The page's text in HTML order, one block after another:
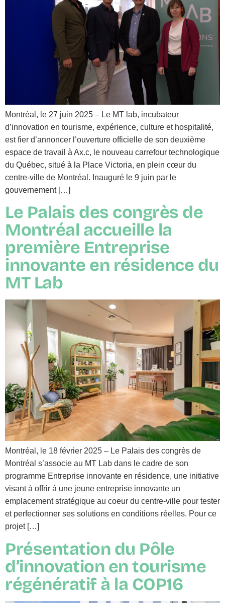
Montréal, le 27 juin 2025 – Le MT lab, incubateur
d’innovation en tourisme, expérience, culture et hospitalité,
est fier d’annoncer l’ouverture officielle de son deuxième
espace de travail à Ax.c, le nouveau carrefour technologique
du Québec, situé à la Place Victoria, en plein cœur du
centre-ville de Montréal. Inauguré le 9 juin par le
gouvernement […]
Le Palais des congrès de
Montréal accueille la
première Entreprise
innovante en résidence du
MT Lab
Montréal, le 18 février 2025 – Le Palais des congrès de
Montréal s’associe au MT Lab dans le cadre de son
programme Entreprise innovante en résidence, une initiative
visant à offrir à une jeune entreprise innovante un
emplacement stratégique au coeur du centre-ville pour tester
et perfectionner ses solutions en conditions réelles. Pour ce
projet […]
Présentation du Pôle
d’innovation en tourisme
régénératif à la COP16